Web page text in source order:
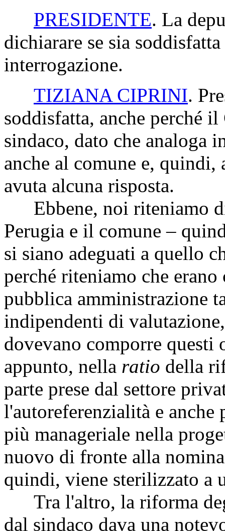
PRESIDENTE. La
dichiarare se sia
interrogazione.
TIZIANA CIPRINI.
soddisfatta, anche perché
sindaco, dato che analoga
anche al comune e, quindi,
avuta alcuna risposta.
Ebbene, noi riteniamo
Perugia e il comune –
si siano adeguati a quello
perché riteniamo che
pubblica amministrazione
indipendenti di
dovevano comporre questi
appunto, nella ratio della
parte prese dal settore
l'autoreferenzialità e anche
più manageriale nella
nuovo di fronte alla
quindi, viene sterilizzato a
Tra l'altro, la riforma
dal sindaco dava una